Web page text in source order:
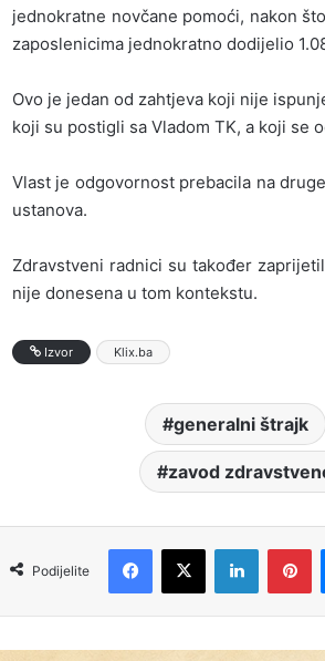
jednokratne novčane pomoći, nakon
zaposlenicima jednokratno dodijelio
Ovo je jedan od zahtjeva koji nije
koji su postigli sa Vladom TK, a koji se
Vlast je odgovornost prebacila na
ustanova.
Zdravstveni radnici su također
nije donesena u tom kontekstu.
Izvor Klix.ba
generalni štrajk
zavod
Podijelite